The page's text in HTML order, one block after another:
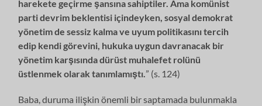
harekete geçirme şansına sahiptiler. Ama komünist
parti devrim beklentisi içindeyken, sosyal demokrat
yönetim de sessiz kalma ve uyum politikasını tercih
edip kendi görevini, hukuka uygun davranacak bir
yönetim karşısında dürüst muhalefet rolünü
üstlenmek olarak tanımlamıştı. ” (s. 124)
Baba, duruma ilişkin önemli bir saptamada bulunmakla